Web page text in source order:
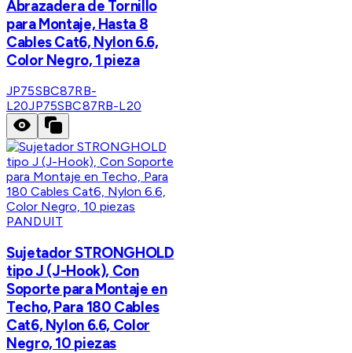
Abrazadera de Tornillo
para Montaje, Hasta 8
Cables Cat6, Nylon 6.6,
Color Negro, 1 pieza
JP75SBC87RB-
L20JP75SBC87RB-L20
PANDUIT
Sujetador STRONGHOLD
tipo J (J-Hook), Con
Soporte para Montaje en
Techo, Para 180 Cables
Cat6, Nylon 6.6, Color
Negro, 10 piezas